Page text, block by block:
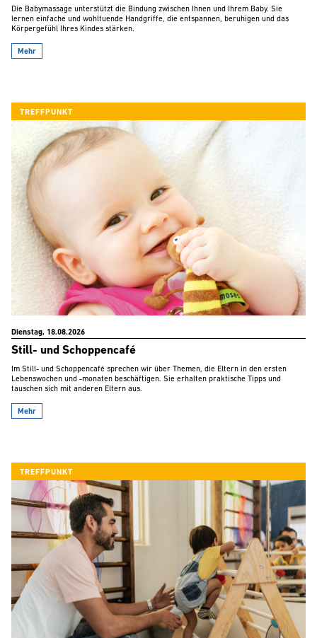
Die Babymassage unterstützt die Bindung zwischen Ihnen und Ihrem Baby. Sie
lernen einfache und wohltuende Handgriffe, die entspannen, beruhigen und das
Körpergefühl Ihres Kindes stärken.
Mehr
TREFFPUNKT
Dienstag, 18.08.2026
Still- und Schoppencafé
Im Still- und Schoppencafé sprechen wir über Themen, die Eltern in den ersten
Lebenswochen und -monaten beschäftigen. Sie erhalten praktische Tipps und
tauschen sich mit anderen Eltern aus.
Mehr
TREFFPUNKT